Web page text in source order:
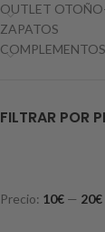
OUTLET
ZAPATOS
COMPLEMENTOS
FILTRAR POR
Precio: 10€ — 20€